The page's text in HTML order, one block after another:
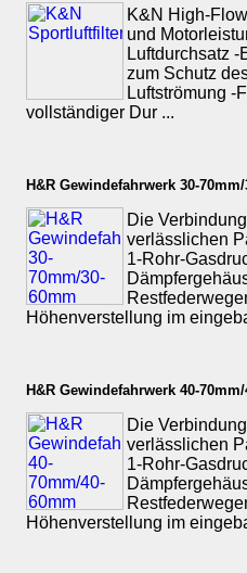
K&N High-
und
Luftdurchsatz
zum Schutz
Luftströmung -
vollständiger Dur ...
H&R Gewindefahrwerk 30-
Die
verlässlichen
1-Rohr-
Höhenverstellung im
H&R Gewindefahrwerk 40-
Die
verlässlichen
1-Rohr-
Höhenverstellung im